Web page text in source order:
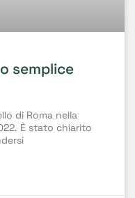
semplice
di Roma nella
È stato chiarito